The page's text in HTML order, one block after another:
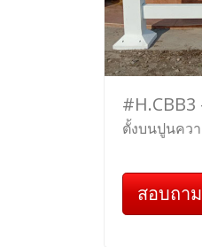
ตั้งบนปูนคว
สอบถา